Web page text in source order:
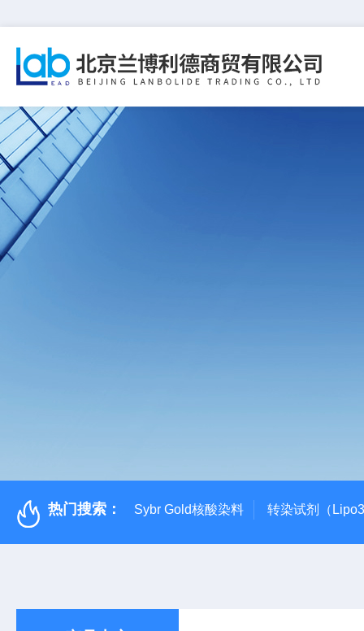
热门搜索： Sybr Gold核酸染料 转染试剂（